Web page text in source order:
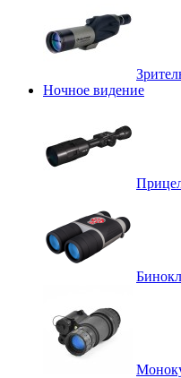
Ночное видение